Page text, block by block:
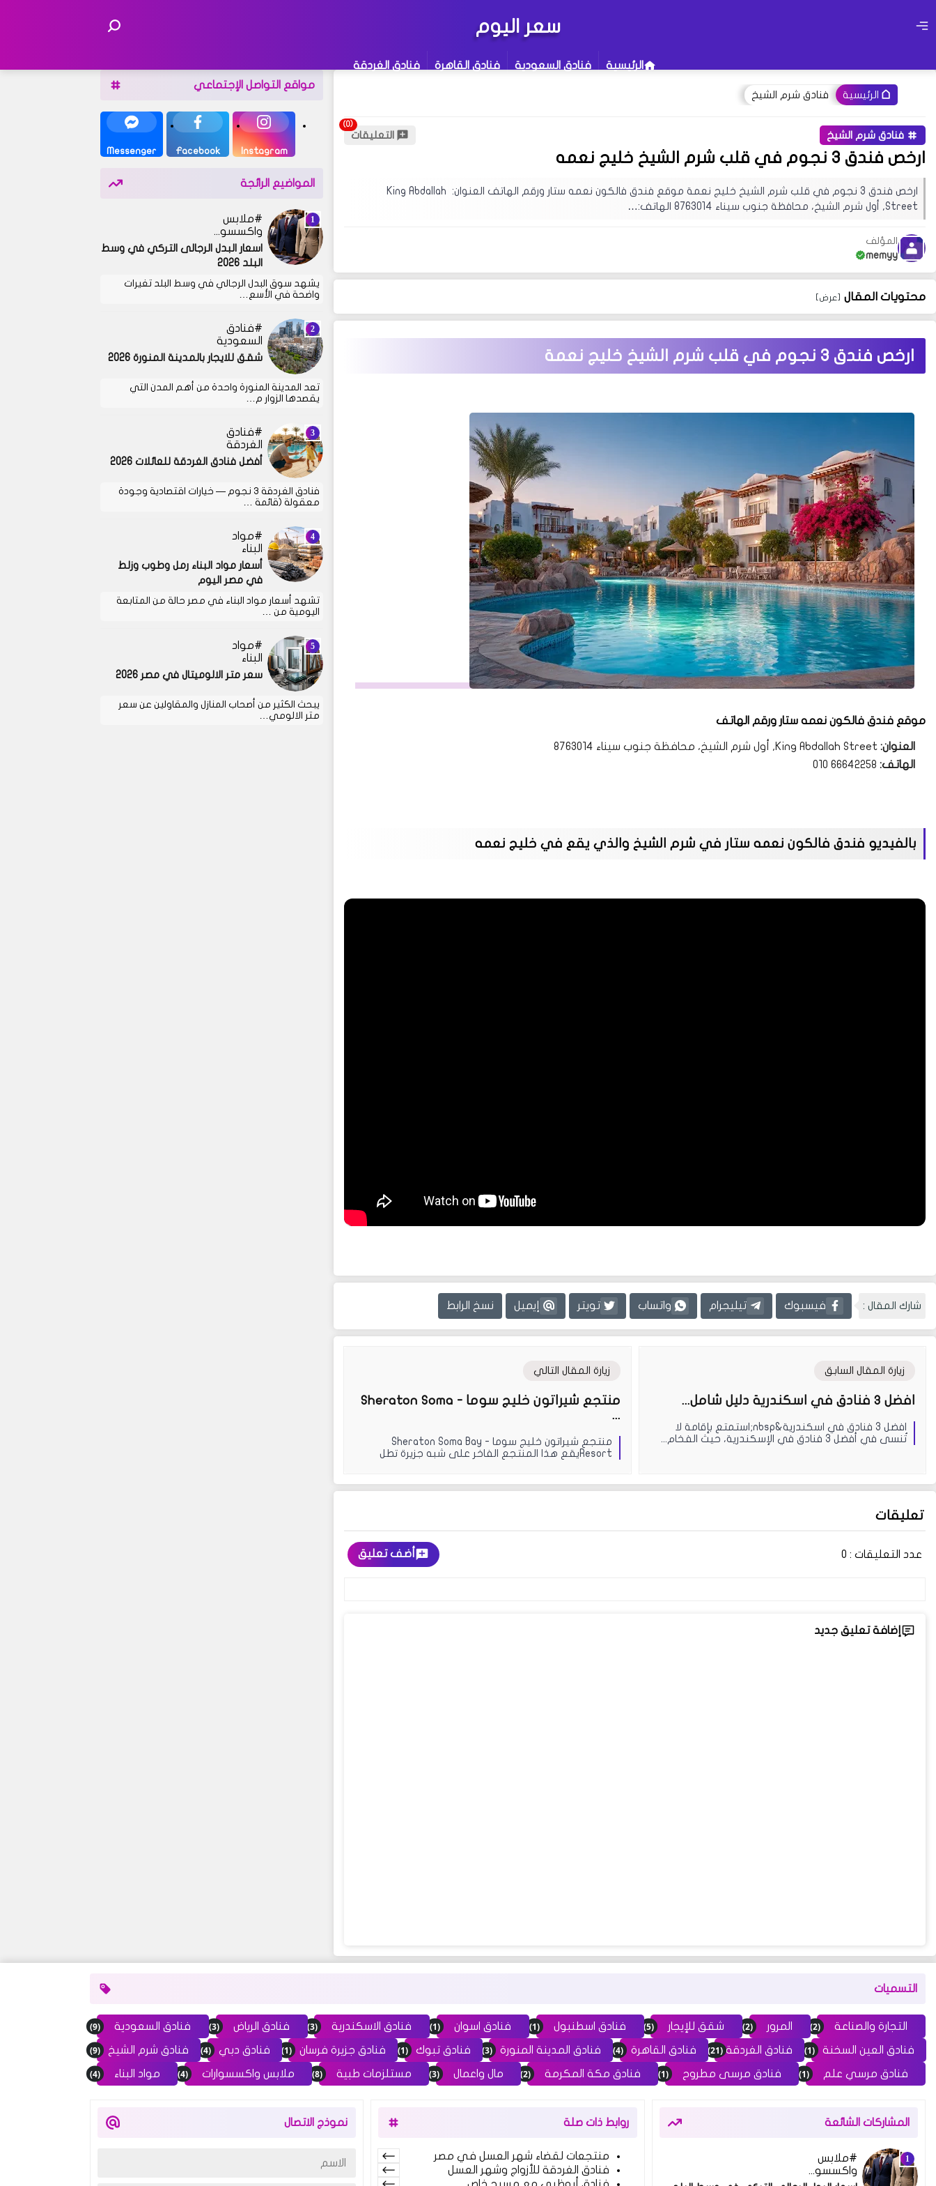
سعر اليوم
الرئيسية فنادق السعودية فنادق القاهرة فنادق الغردقة
فصل الشتاء تاريخ إطلاق ويندوز 12 كلمة لاتينية غامضة
قد يهمك البحث عن عبارات معينة في مدونتنا ، إذا لم تجد نتيجة لبحثك نقترح عليك
تجربة زيارة إحدى الأقسام فهناك محتوى مثير للإهتمام قد يروق لك !
الرئيسية فنادق شرم الشيخ
فنادق شرم الشيخ التعليقات
ارخص فندق 3 نجوم في قلب شرم الشيخ خليج نعمه
ارخص فندق 3 نجوم في قلب شرم الشيخ خليج نعمة موقع فندق فالكون نعمه ستار ورقم الهاتف العنوان: King Abdallah
Street, أول شرم الشيخ، محافظة جنوب سيناء 8763014 الهاتف:…
المؤلف
memyy
محتويات المقال
ارخص فندق 3 نجوم في قلب شرم الشيخ خليج نعمة
موقع فندق فالكون نعمه ستار ورقم الهاتف
العنوان: King Abdallah Street, أول شرم الشيخ، محافظة جنوب سيناء 8763014
الهاتف: 010 66642258
بالفيديو فندق فالكون نعمه ستار في شرم الشيخ والذي يقع في خليج نعمه
شارك المقال : فيسبوك تيليجرام واتساب تويتر إيميل نسخ الرابط
زيارة المقال السابق
افضل 3 فنادق في اسكندرية دليل شامل...
افضل 3 فنادق في اسكندرية&nbsp;استمتع بإقامة لا
تُنسى في أفضل 3 فنادق في الإسكندرية، حيث الفخام...
زيارة المقال التالي
منتجع شيراتون خليج سوما - Sheraton Soma
...
منتجع شيراتون خليج سوما - Sheraton Soma Bay
Resortيقع هذا المنتجع الفاخر على شبه جزيرة تطل
تعليقات
عدد التعليقات : 0 أضف تعليق
إضافة تعليق جديد
مواقع التواصل الإجتماعي
Instagram
Facebook
Messenger
المواضيع الرائجة
ملابس
واكسسوارات
اسعار البدل الرجالى التركي في وسط
البلد 2026
يشهد سوق البدل الرجالي في وسط البلد تغيرات
واضحة في الأسع…
فنادق
السعودية
شقق للايجار بالمدينة المنورة 2026
تعد المدينة المنورة واحدة من أهم المدن التي
يقصدها الزوار م…
فنادق
الغردقة
أفضل فنادق الغردقة للعائلات 2026
فنادق الغردقة 3 نجوم — خيارات اقتصادية وجودة
معقولة (قائمة …
مواد
البناء
أسعار مواد البناء رمل وطوب وزلط
في مصر اليوم
تشهد أسعار مواد البناء في مصر حالة من المتابعة
اليومية من …
مواد
البناء
سعر متر الالوميتال في مصر 2026
يبحث الكثير من أصحاب المنازل والمقاولين عن سعر
متر الالومي…
التسميات
التجارة والصناعة (2) المرور (2) شقق للإيجار (5) فنادق اسطنبول (1) فنادق اسوان (1) فنادق الاسكندرية (3) فنادق الرياض (3) فنادق السعودية (9)
فنادق العين السخنة (1) فنادق الغردقة (21) فنادق القاهرة (4) فنادق المدينة المنورة (3) فنادق تبوك (1) فنادق جزيرة فرسان (1) فنادق دبي (4) فنادق شرم الشيخ (9)
فنادق مرسي علم (1) فنادق مرسى مطروح (1) فنادق مكة المكرمة (2) مال واعمال (3) مستلزمات طبية (8) ملابس واكسسوارات (4) مواد البناء (4)
المشاركات الشائعة
ملابس
واكسسوارات
روابط ذات صلة
منتجعات لقضاء شهر العسل في مصر
فنادق الغردقة للأزواج وشهر العسل
نموذج الاتصال